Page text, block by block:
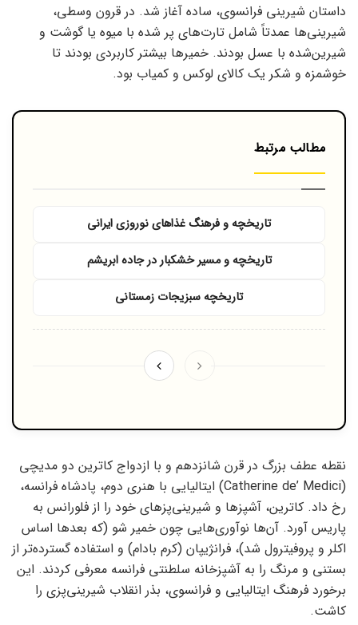
داستان شیرینی فرانسوی، ساده آغاز شد. در قرون وسطی،
شیرینی‌ها عمدتاً شامل تارت‌های پر شده با میوه یا گوشت و
شیرین‌شده با عسل بودند. خمیرها بیشتر کاربردی بودند تا
خوشمزه و شکر یک کالای لوکس و کمیاب بود.
مطالب مرتبط
تاریخچه و فرهنگ غذاهای نوروزی ایرانی
تاریخچه و مسیر خشکبار در جاده ابریشم
تاریخچه سبزیجات زمستانی
نقطه عطف بزرگ در قرن شانزدهم و با ازدواج کاترین دو مدیچی
(Catherine de’ Medici) ایتالیایی با هنری دوم، پادشاه فرانسه،
رخ داد. کاترین، آشپزها و شیرینی‌پزهای خود را از فلورانس به
پاریس آورد. آن‌ها نوآوری‌هایی چون خمیر شو (که بعدها اساس
اکلر و پروفیترول شد)، فرانژیپان (کرم بادام) و استفاده گسترده‌تر از
بستنی و مرنگ را به آشپزخانه سلطنتی فرانسه معرفی کردند. این
برخورد فرهنگ ایتالیایی و فرانسوی، بذر انقلاب شیرینی‌پزی را
کاشت.